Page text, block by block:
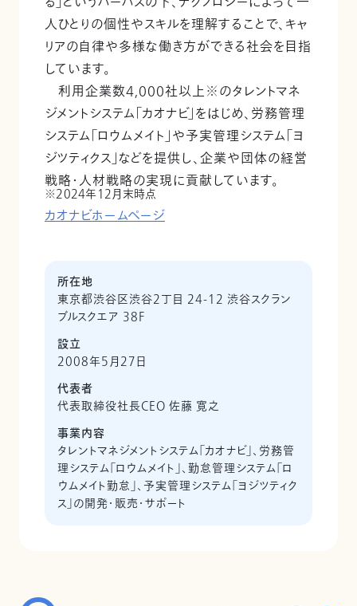
人ひとりの個性やスキルを理解することで、キャ
リアの自律や多様な働き方ができる社会を目指
しています。
利用企業数4,000社以上※のタレントマネ
ジメントシステム「カオナビ」をはじめ、労務管理
システム「ロウムメイト」や予実管理システム「ヨ
ジツティクス」などを提供し、企業や団体の経営
戦略・人材戦略の実現に貢献しています。
2024年12月末時点
カオナビホームページ
所在地
東京都渋谷区渋谷2丁目 24-12 渋谷スクラン
ブルスクエア 38F
設立
2008年5月27日
代表者
代表取締役社長CEO 佐藤 寛之
事業内容
タレントマネジメントシステム「カオナビ」、労務管
理システム「ロウムメイト」、勤怠管理システム「ロ
ウムメイト勤怠」、予実管理システム「ヨジツティク
ス」の開発・販売・サポート